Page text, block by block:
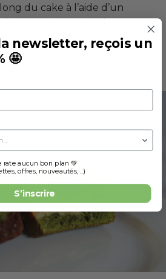
du cake à l’aide d’un
tout pendant environ 35
bien doré, le sortir du four et
de démouler.
newsletter, reçois un
🤩
rate aucun bon plan 💚
offres, nouveautés, ...)
S’inscrire